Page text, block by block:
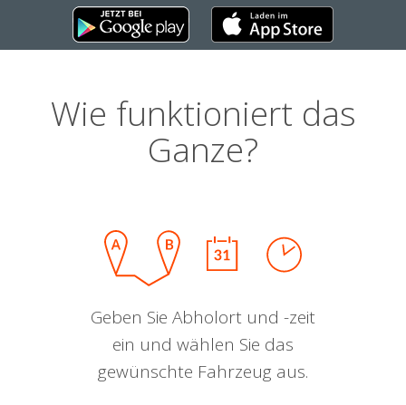
Wie funktioniert das
Ganze?
Geben Sie Abholort und -zeit
ein und wählen Sie das
gewünschte Fahrzeug aus.